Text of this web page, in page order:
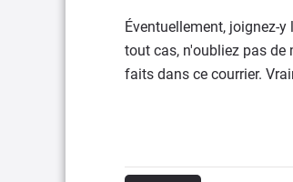
Éventuellement, joignez-
tout cas, n'oubliez pas de
faits dans ce courrier.